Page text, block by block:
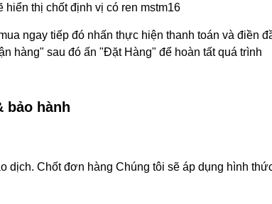
hiển thị chốt định vị có ren mstm16
ngay tiếp đó nhấn thực hiện thanh toán và điền
hàng" sau đó ấn "Đặt Hàng" để hoàn tất quá trình
bảo hành
dịch. Chốt đơn hàng Chúng tôi sẽ áp dụng hình